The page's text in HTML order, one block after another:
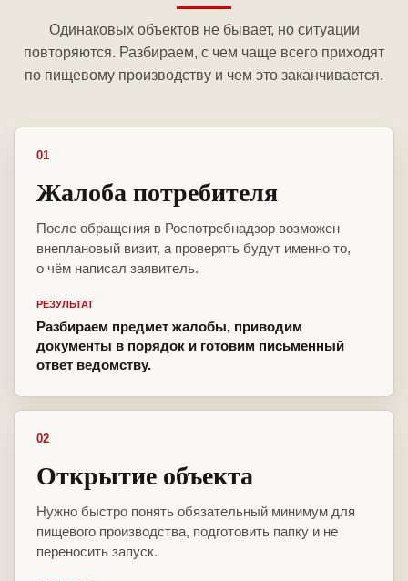
Одинаковых объектов не бывает, но ситуации
повторяются. Разбираем, с чем чаще всего приходят
по пищевому производству и чем это заканчивается.
01
Жалоба потребителя
После обращения в Роспотребнадзор возможен
внеплановый визит, а проверять будут именно то,
о чём написал заявитель.
РЕЗУЛЬТАТ
Разбираем предмет жалобы, приводим
документы в порядок и готовим письменный
ответ ведомству.
02
Открытие объекта
Нужно быстро понять обязательный минимум для
пищевого производства, подготовить папку и не
переносить запуск.